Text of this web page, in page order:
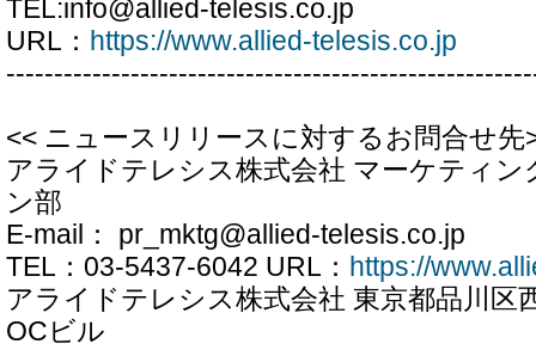
TEL:info@allied-telesis.co.jp
URL： https://www.allied-telesis.co.jp
<< ニュースリリースに対するお問合せ先
アライドテレシス株式会社 マーケティ
ン部
E-mail： pr_mktg@allied-telesis.co.jp
TEL：03-5437-6042 URL： https://
アライドテレシス株式会社 東京都品川区
OCビル